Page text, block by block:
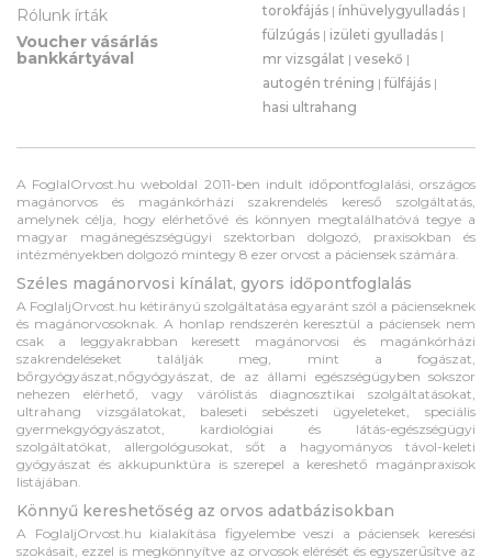
Rólunk írták
Voucher vásárlás
bankkártyával
torokfájás | ínhüvelygyulladás |
fülzúgás | izületi gyulladás |
mr vizsgálat | vesekő |
autogén tréning |fülfájás |
hasi ultrahang
A FoglalOrvost.hu weboldal 2011-ben indult időpontfoglalási, országos
magánorvos és magánkórházi szakrendelés kereső szolgáltatás,
amelynek célja, hogy elérhetővé és könnyen megtalálhatóvá tegye a
magyar magánegészségügyi szektorban dolgozó, praxisokban és
intézményekben dolgozó mintegy 8 ezer orvost a páciensek számára.
Széles magánorvosi kínálat, gyors időpontfoglalás
A FoglaljOrvost.hu kétirányú szolgáltatása egyaránt szól a pácienseknek
és magánorvosoknak. A honlap rendszerén keresztül a páciensek nem
csak a leggyakrabban keresett magánorvosi és magánkórházi
szakrendeléseket találják meg, mint a fogászat,
bőrgyógyászat,nőgyógyászat, de az állami egészségügyben sokszor
nehezen elérhető, vagy várólistás diagnosztikai szolgáltatásokat,
ultrahang vizsgálatokat, baleseti sebészeti ügyeleteket, speciális
gyermekgyógyászatot, kardiológiai és látás-egészségügyi
szolgáltatókat, allergológusokat, sőt a hagyományos távol-keleti
gyógyászat és akkupunktúra is szerepel a kereshető magánpraxisok
listájában.
Könnyű kereshetőség az orvos adatbázisokban
A FoglaljOrvost.hu kialakítása figyelembe veszi a páciensek keresési
szokásait, ezzel is megkönnyítve az orvosok elérését és egyszerűsítve az